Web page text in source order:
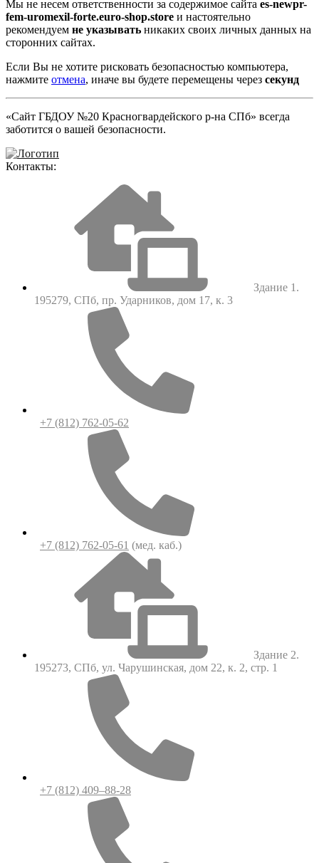
Мы не несем ответственности за содержимое сайта es-newpr-
fem-uromexil-forte.euro-shop.store и настоятельно
рекомендуем не указывать никаких своих личных данных на
сторонних сайтах.
Если Вы не хотите рисковать безопасностью компьютера,
нажмите отмена, иначе вы будете перемещены через секунд
«Сайт ГБДОУ №20 Красногвардейского р-на СПб» всегда
заботится о вашей безопасности.
Контакты:
Здание 1.
195279, СПб, пр. Ударников, дом 17, к. 3
+7 (812) 762-05-62
+7 (812) 762-05-61 (мед. каб.)
Здание 2.
195273, СПб, ул. Чарушинская, дом 22, к. 2, стр. 1
+7 (812) 409–88-28